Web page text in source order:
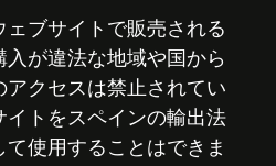
ェブサイトで販売される
が違法な地域や国から
アクセスは禁止されてい
イトをスペインの輸出法
使用することはできま